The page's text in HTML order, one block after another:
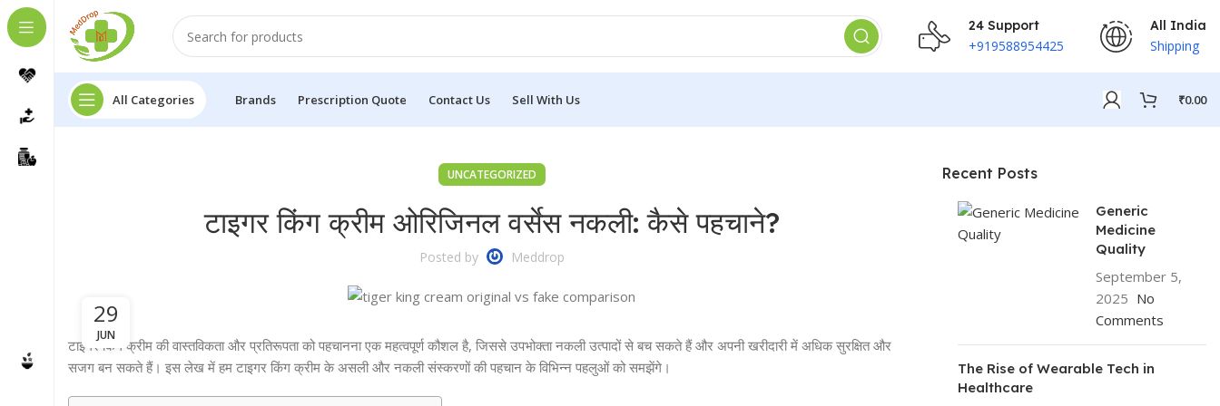
24 Support
+919588954425
All India
Shipping
All Categories Brands Prescription Quote Contact Us Sell With Us ₹0.00
UNCATEGORIZED
टाइगर किंग क्रीम ओरिजिनल वर्सेस नकली: कैसे पहचाने?
Posted by Meddrop
29
JUN
टाइगर किंग क्रीम की वास्तविकता और प्रतिरूपता को पहचानना एक महत्वपूर्ण कौशल है, जिससे उपभोक्ता नकली उत्पादों से बच सकते हैं और अपनी खरीदारी में अधिक सुरक्षित और
सजग बन सकते हैं। इस लेख में हम टाइगर किंग क्रीम के असली और नकली संस्करणों की पहचान के विभिन्न पहलुओं को समझेंगे।
Recent Posts
Generic
Medicine
Quality
September 5,
2025 No
Comments
The Rise of Wearable Tech in
Healthcare